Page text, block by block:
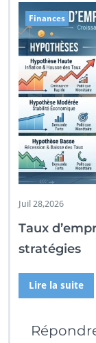
Finances
Juil 28,2026
Taux
stratégies
Lire la suite